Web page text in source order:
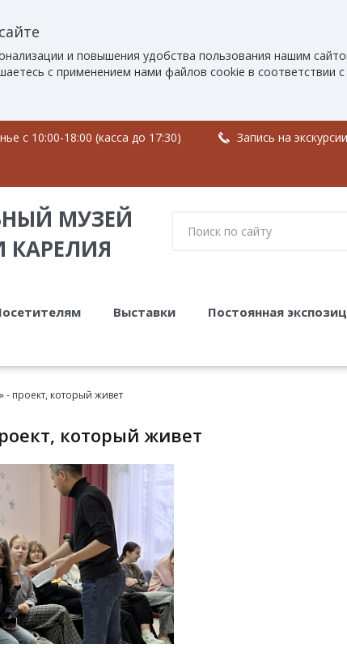
и повышения удобства пользования нашим
с применением нами файлов cookie в соответствии с
c 10:00-18:00 (касса до 17:30) Запись на
МУЗЕЙ
КАРЕЛИЯ
Выставки Постоянная
- проект, который живет
который живет